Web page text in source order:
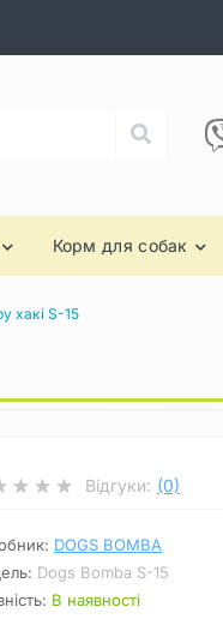
Корм для собак
хакі S-15
Відгуки: (0)
DOGS BOMBA
Dogs Bomba S-15
В наявності